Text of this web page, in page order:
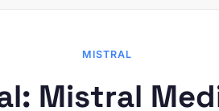
MISTRAL
Mistral